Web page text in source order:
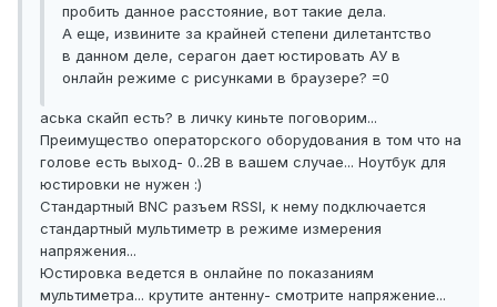
пробить данное расстояние, вот такие дела.
А еще, извините за крайней степени дилетантство
в данном деле, серагон дает юстировать АУ в
онлайн режиме с рисунками в браузере? =0
аська скайп есть? в личку киньте поговорим...
Преимущество операторского оборудования в том что на
голове есть выход- 0..2В в вашем случае... Ноутбук для
юстировки не нужен :)
Стандартный BNC разъем RSSI, к нему подключается
стандартный мультиметр в режиме измерения
напряжения...
Юстировка ведется в онлайне по показаниям
мультиметра... крутите антенну- смотрите напряжение...